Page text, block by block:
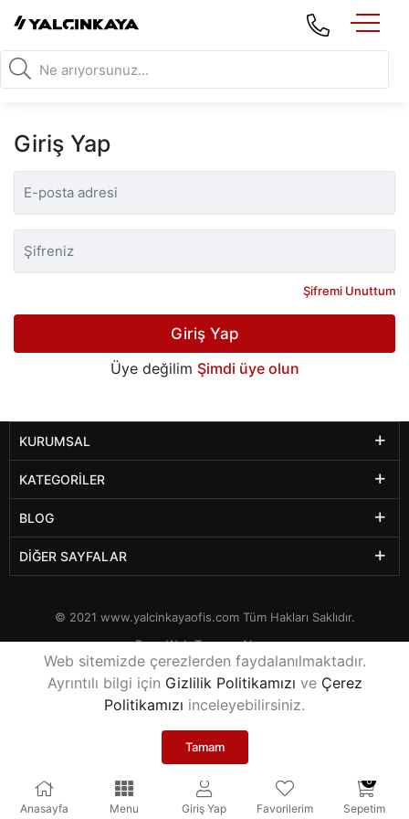
Web sitemizde çerezlerden faydalanılmaktadır.
Ayrıntılı bilgi için Gizlilik Politikamızı ve Çerez
Politikamızı inceleyebilirsiniz.
Tamam
Anasayfa Menu Giriş Yap Favorilerim Sepetim
0
Giriş Yap
Şifremi Unuttum
Giriş Yap
Üye değilim Şimdi üye olun
KURUMSAL
KATEGORILER
BLOG
DIĞER SAYFALAR
© 2021 www.yalcinkayaofis.comTüm Hakları Saklıdır.
Rexa Web Tasarım Ajansı